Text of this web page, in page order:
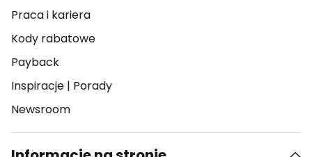
Praca i kariera
Kody rabatowe
Payback
Inspiracje | Porady
Newsroom